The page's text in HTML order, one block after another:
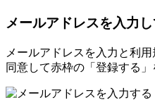
メールアドレスを入力
メールアドレスを入力と利
同意して赤枠の「登録する」